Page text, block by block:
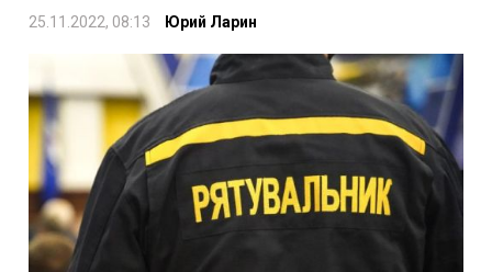
25.11.2022, 08:13 Юрий Ларин